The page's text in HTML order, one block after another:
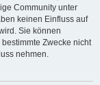
Community unter
keinen Einfluss auf
Sie können
Zwecke nicht
nehmen.